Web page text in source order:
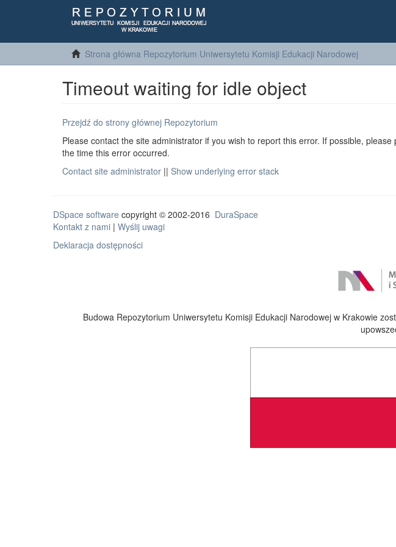
Strona główna Repozytorium Uniwersytetu Komisji Edukacji Narodowej
Timeout waiting for idle object
Przejdź do strony głównej Repozytorium
Please contact the site administrator if you wish to report this error. If possible,
the time this error occurred.
Contact site administrator || Show underlying error stack
DSpace software copyright © 2002-2016 DuraSpace
Kontakt z nami | Wyślij uwagi
Deklaracja dostępności
Budowa Repozytorium Uniwersytetu Komisji Edukacji Narodowej w Krakowie